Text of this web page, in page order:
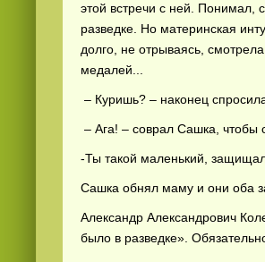
этой встречи с ней. Понимал,
разведке. Но материнская
долго, не отрываясь,
медалей...
– Куришь? – наконец
– Ага! – соврал Сашка, чтобы
-Ты такой маленький,
Сашка обнял маму и они оба
Александр Александрович
было в разведке».